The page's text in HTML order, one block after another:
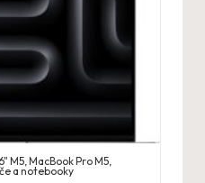
M5 ,MacBook Pro M5
a notebooky